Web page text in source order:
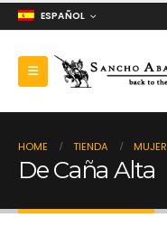
ESPAÑOL
HOME TIENDA MUJER
De Caña Alta